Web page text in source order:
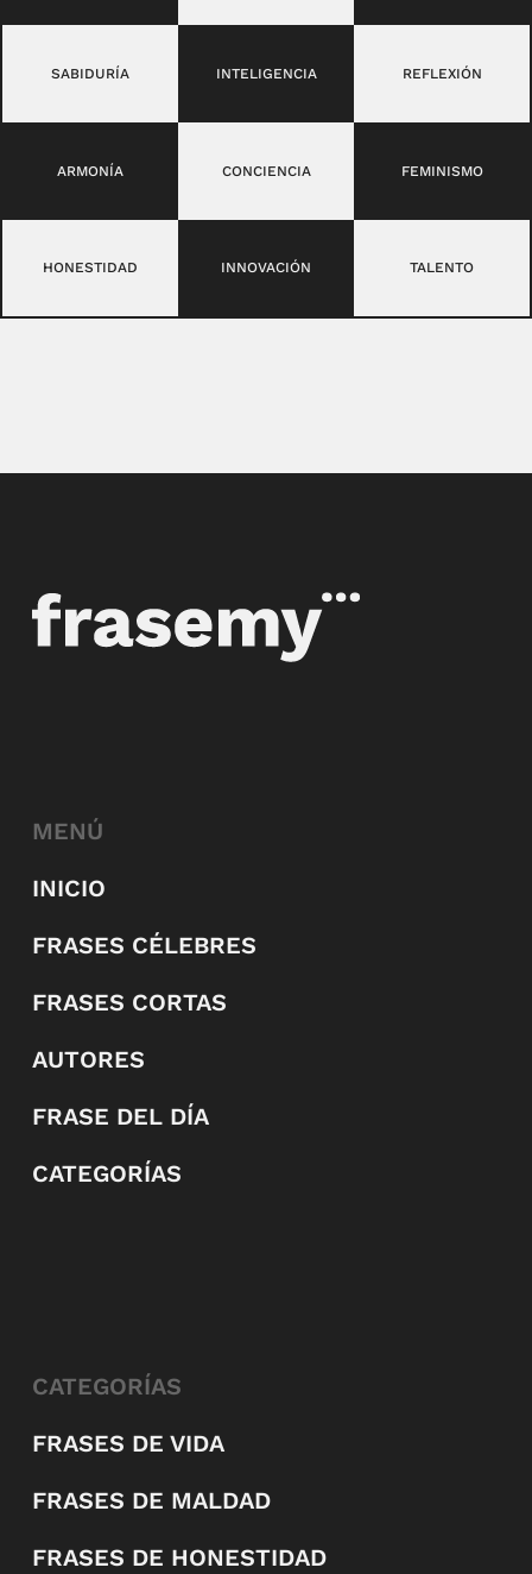
SABIDURÍA INTELIGENCIA REFLEXIÓN
ARMONÍA CONCIENCIA FEMINISMO
HONESTIDAD INNOVACIÓN TALENTO
MENÚ
INICIO
FRASES CÉLEBRES
FRASES CORTAS
AUTORES
FRASE DEL DÍA
CATEGORÍAS
CATEGORÍAS
FRASES DE VIDA
FRASES DE MALDAD
FRASES DE HONESTIDAD